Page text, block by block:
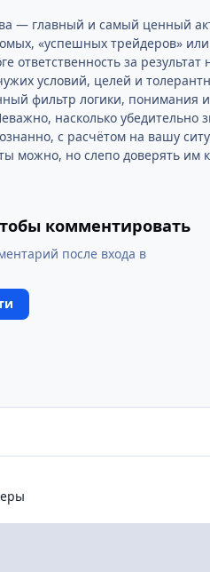
— главный и самый ценный
«успешных трейдеров»
ответственность за
условий, целей и
фильтр логики, понимания
насколько
с расчётом на вашу
можно, но слепо доверять им
комментировать
после входа в